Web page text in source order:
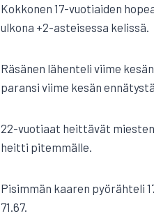
Kokkonen 17-vuotiaiden
ulkona +2-asteisessa kelissä.
Räsänen lähenteli viime
paransi viime kesän
22-vuotiaat heittävät miesten
heitti pitemmälle.
Pisimmän kaaren pyörähteli
71.67.